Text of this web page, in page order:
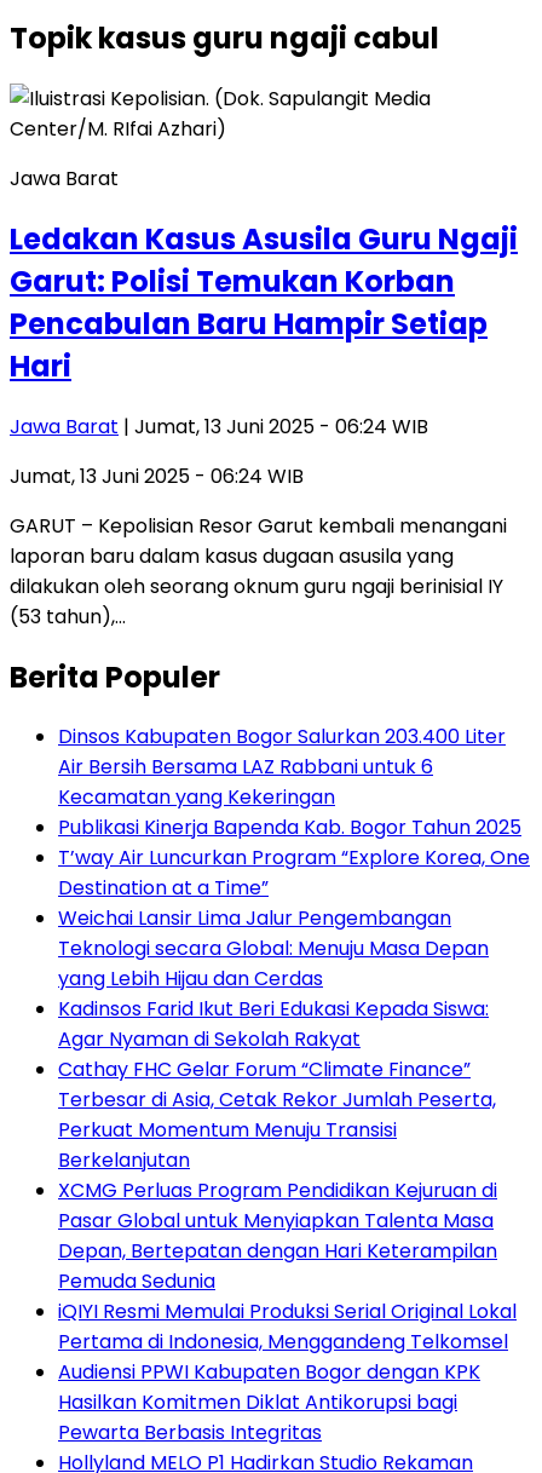
Topikkasus guru ngaji cabul
Jawa Barat
Ledakan Kasus Asusila Guru Ngaji
Garut: Polisi Temukan Korban
Pencabulan Baru Hampir Setiap
Hari
Jawa Barat | Jumat, 13 Juni 2025 - 06:24 WIB
Jumat, 13 Juni 2025 - 06:24 WIB
GARUT – Kepolisian Resor Garut kembali menangani
laporan baru dalam kasus dugaan asusila yang
dilakukan oleh seorang oknum guru ngaji berinisial IY
(53 tahun),…
Berita Populer
Dinsos Kabupaten Bogor Salurkan 203.400 Liter
Air Bersih Bersama LAZ Rabbani untuk 6
Kecamatan yang Kekeringan
Publikasi Kinerja Bapenda Kab. Bogor Tahun 2025
T’way Air Luncurkan Program “Explore Korea, One
Destination at a Time”
Weichai Lansir Lima Jalur Pengembangan
Teknologi secara Global: Menuju Masa Depan
yang Lebih Hijau dan Cerdas
Kadinsos Farid Ikut Beri Edukasi Kepada Siswa:
Agar Nyaman di Sekolah Rakyat
Cathay FHC Gelar Forum “Climate Finance”
Terbesar di Asia, Cetak Rekor Jumlah Peserta,
Perkuat Momentum Menuju Transisi
Berkelanjutan
XCMG Perluas Program Pendidikan Kejuruan di
Pasar Global untuk Menyiapkan Talenta Masa
Depan, Bertepatan dengan Hari Keterampilan
Pemuda Sedunia
iQIYI Resmi Memulai Produksi Serial Original Lokal
Pertama di Indonesia, Menggandeng Telkomsel
Audiensi PPWI Kabupaten Bogor dengan KPK
Hasilkan Komitmen Diklat Antikorupsi bagi
Pewarta Berbasis Integritas
Hollyland MELO P1 Hadirkan Studio Rekaman